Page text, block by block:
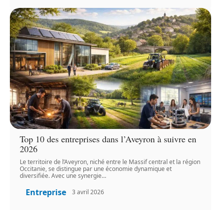
Top 10 des entreprises dans l’Aveyron à suivre en
2026
Le territoire de l’Aveyron, niché entre le Massif central et la région
Occitanie, se distingue par une économie dynamique et
diversifiée. Avec une synergie…
Entreprise 3 avril 2026